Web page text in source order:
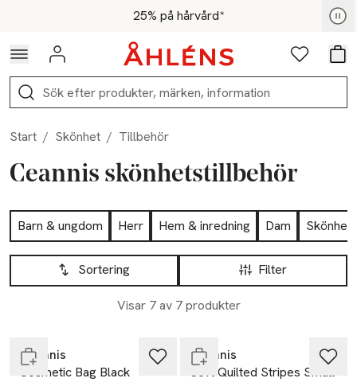
Hoppa till navigationsmenyn25% på hårvård*
För medlemmar - Shoppa nu
Logga in Favoriter
Sök
Start / Skönhet / Tillbehör
Ceannis skönhetstillbehör
Hoppa till produktsidan
Barn & ungdom Herr Hem & inredning Dam
Skönhet
Hoppa till produktsidan
Filter
Sortering
Visar 7 av 7 produkter
Lista över produkter
Ceannis
Cosmetic Bag Black
Ceannis
Soft Quilted Stripes Small